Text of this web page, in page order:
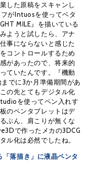
した原稿をスキャンし
がIntuosを使ってベタ
MILE』を描いている
ようと試したら、アナ
事にならないと感じた
コントロールするため
があったので、将来的
ていたんです。『機動
でに3か月準備期間があ
の先とてもデジタル化
を使ってペン入れす
のペンタブレットはデ
ぶん、肩こりが無くな
で作ったメカの3DCG
ル化は必然でしたね。
落描き」に液晶ペンタ